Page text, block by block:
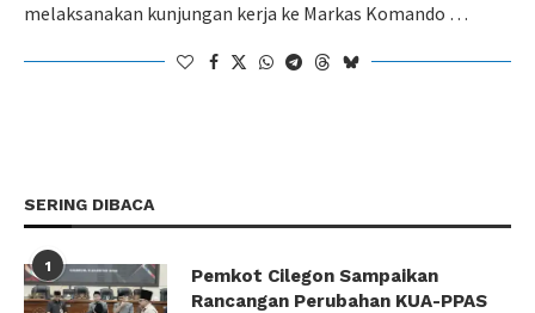
melaksanakan kunjungan kerja ke Markas Komando …
SERING DIBACA
1
Pemkot Cilegon Sampaikan
Rancangan Perubahan KUA-PPAS